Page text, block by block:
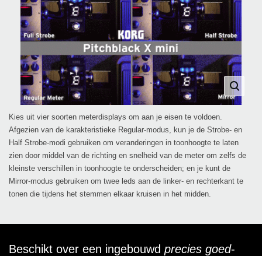
Kies uit vier soorten meterdisplays om aan je eisen te voldoen.
Afgezien van de karakteristieke Regular-modus, kun je de Strobe- en
Half Strobe-modi gebruiken om veranderingen in toonhoogte te laten
zien door middel van de richting en snelheid van de meter om zelfs de
kleinste verschillen in toonhoogte te onderscheiden; en je kunt de
Mirror-modus gebruiken om twee leds aan de linker- en rechterkant te
tonen die tijdens het stemmen elkaar kruisen in het midden.
Beschikt over een ingebouwd precies goed-